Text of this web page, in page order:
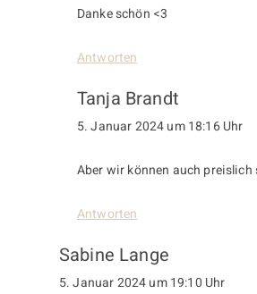
Danke schön <3
Antworten
Tanja Brandt
5. Januar 2024 um 18:16 Uhr
Aber wir können auch preislich
Antworten
Sabine Lange
5. Januar 2024 um 19:10 Uhr